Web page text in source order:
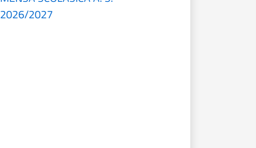
2026/2027